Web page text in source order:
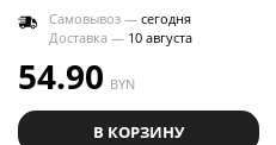
Самовывоз — сегодня
Доставка — 10 августа
54.90 BYN
В КОРЗИНУ